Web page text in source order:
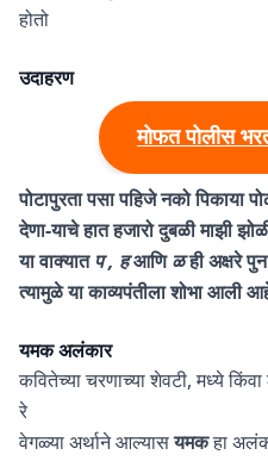
होतो
उदाहरण
मोफत पोलीस
पोटापुरता पसा पहिजे नको पिकाया
देणा-याचे हात हजारो दुबळी माझी
या वाक्यात प , हआणिळही अक्षरे
त्यामुळे या काव्यपंतीला शोभा आली
यमक अलंकार
कवितेच्या चरणाच्या शेवटी, मध्ये
रे
वेगळ्या अर्थाने आल्यासयमकहा